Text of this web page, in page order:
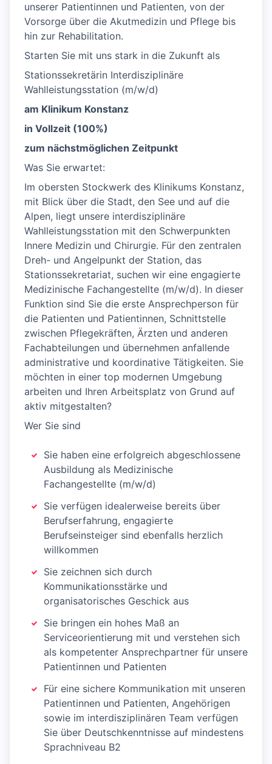
unserer Patientinnen und Patienten, von der
Vorsorge über die Akutmedizin und Pflege bis
hin zur Rehabilitation.
Starten Sie mit uns stark in die Zukunft als
Stationssekretärin Interdisziplinäre
Wahlleistungsstation (m/w/d)
am Klinikum Konstanz
in Vollzeit (100%)
zum nächstmöglichen Zeitpunkt
Was Sie erwartet:
Im obersten Stockwerk des Klinikums Konstanz,
mit Blick über die Stadt, den See und auf die
Alpen, liegt unsere interdisziplinäre
Wahlleistungsstation mit den Schwerpunkten
Innere Medizin und Chirurgie. Für den zentralen
Dreh- und Angelpunkt der Station, das
Stationssekretariat, suchen wir eine engagierte
Medizinische Fachangestellte (m/w/d). In dieser
Funktion sind Sie die erste Ansprechperson für
die Patienten und Patientinnen, Schnittstelle
zwischen Pflegekräften, Ärzten und anderen
Fachabteilungen und übernehmen anfallende
administrative und koordinative Tätigkeiten. Sie
möchten in einer top modernen Umgebung
arbeiten und Ihren Arbeitsplatz von Grund auf
aktiv mitgestalten?
Wer Sie sind
Sie haben eine erfolgreich abgeschlossene
Ausbildung als Medizinische
Fachangestellte (m/w/d)
Sie verfügen idealerweise bereits über
Berufserfahrung, engagierte
Berufseinsteiger sind ebenfalls herzlich
willkommen
Sie zeichnen sich durch
Kommunikationsstärke und
organisatorisches Geschick aus
Sie bringen ein hohes Maß an
Serviceorientierung mit und verstehen sich
als kompetenter Ansprechpartner für unsere
Patientinnen und Patienten
Für eine sichere Kommunikation mit unseren
Patientinnen und Patienten, Angehörigen
sowie im interdisziplinären Team verfügen
Sie über Deutschkenntnisse auf mindestens
Sprachniveau B2